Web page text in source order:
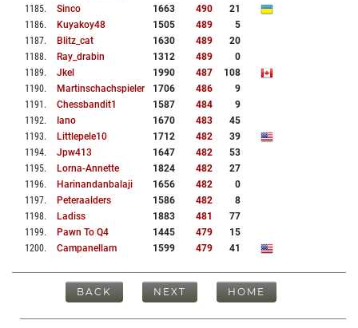
1185. Sinco 1663 490
21
1186. Kuyakoy48 1505 489
5
1187. Blitz_cat 1630 489
20
1188. Ray_drabin 1312 489
0
1189. Jkel 1990 487
108
1190. Martinschachspieler 1706 486
9
1191 . Chessbandit1 1587 484
9
1192. Iano 1670 483
45
1193. Littlepele10 1712 482
39
1194. Jpw413 1647 482
53
1195. Lorna-Annette 1824 482
27
1196. Harinandanbalaji 1656 482
0
1197. Peteraalders 1586 482
8
1198. Ladiss 1883 481
77
1199. Pawn To Q4 1445 479
15
1200. Campanellam 1599 479 41
BACK NEXT HOME